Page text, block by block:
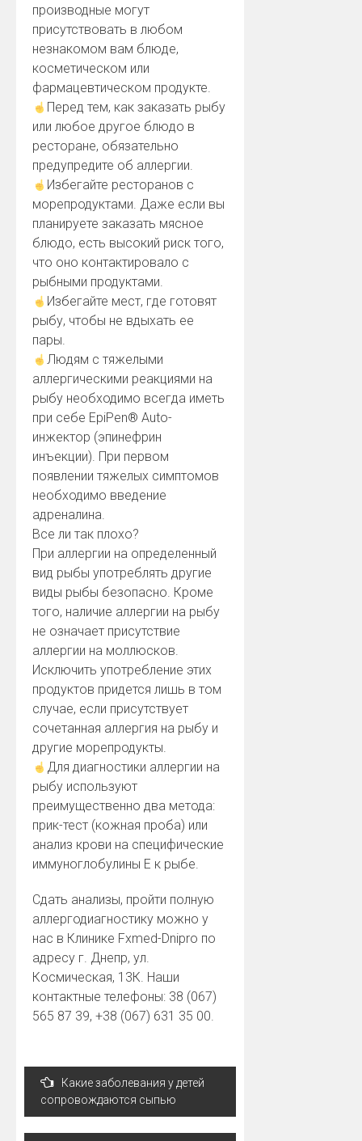
производные могут
присутствовать в любом
незнакомом вам блюде,
косметическом или
фармацевтическом продукте.
Перед тем, как заказать рыбу
или любое другое блюдо в
ресторане, обязательно
предупредите об аллергии.
Избегайте ресторанов с
морепродуктами. Даже если вы
планируете заказать мясное
блюдо, есть высокий риск того,
что оно контактировало с
рыбными продуктами.
Избегайте мест, где готовят
рыбу, чтобы не вдыхать ее
пары.
Людям с тяжелыми
аллергическими реакциями на
рыбу необходимо всегда иметь
при себе EpiPen® Auto-
инжектор (эпинефрин
инъекции). При первом
появлении тяжелых симптомов
необходимо введение
адреналина.
Все ли так плохо?
При аллергии на определенный
вид рыбы употреблять другие
виды рыбы безопасно. Кроме
того, наличие аллергии на рыбу
не означает присутствие
аллергии на моллюсков.
Исключить употребление этих
продуктов придется лишь в том
случае, если присутствует
сочетанная аллергия на рыбу и
другие морепродукты.
Для диагностики аллергии на
рыбу используют
преимущественно два метода:
прик-тест (кожная проба) или
анализ крови на специфические
иммуноглобулины Е к рыбе.
Сдать анализы, пройти полную
аллергодиагностику можно у
нас в Клинике Fxmed-Dnipro по
адресу г. Днепр, ул.
Космическая, 13К. Наши
контактные телефоны: 38 (067)
565 87 39, +38 (067) 631 35 00.
Навигация
записям
Какие заболевания у детей
сопровождаются сыпью